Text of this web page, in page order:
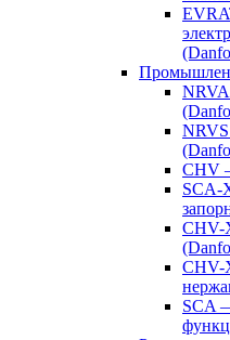
CHV
SCA-
CHV-
CHV-
SCA